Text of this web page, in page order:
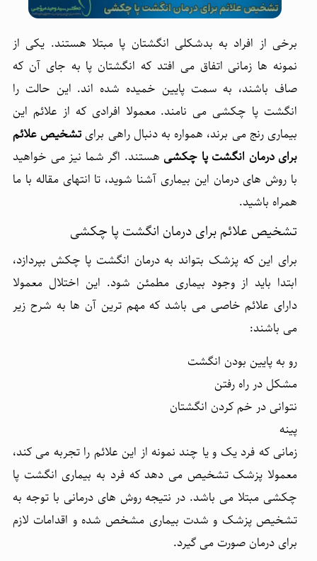
برخی از افراد به بدشکلی انگشتان پا مبتلا هستند. یکی از
نمونه ها زمانی اتفاق می افتد که انگشتان پا به جای آن که
صاف باشند، به سمت پایین خمیده شده اند. این حالت را
انگشت پا چکشی می نامند. معمولا افرادی که از علائم این
بیماری رنج می برند، همواره به دنبال راهی برایتشخیص علائم
برای درمان انگشت پا چکشی هستند. اگر شما نیز می خواهید
با روش های درمان این بیماری آشنا شوید، تا انتهای مقاله با ما
همراه باشید.
تشخیص علائم برای درمان انگشت پا چکشی
برای این که پزشک بتواند به درمان انگشت پا چکش بپردازد،
ابتدا باید از وجود بیماری مطمئن شود. این اختلال معمولا
دارای علائم خاصی می باشد که مهم ترین آن ها به شرح زیر
می باشند:
رو به پایین بودن انگشت
مشکل در راه رفتن
نتوانی در خم کردن انگشتان
پینه
زمانی که فرد یک و یا چند نمونه از این علائم را تجربه می کند،
معمولا پزشک تشخیص می دهد که فرد به بیماری انگشت پا
چکشی مبتلا می باشد. در نتیجه روش های درمانی با توجه به
تشخیص پزشک و شدت بیماری مشخص شده و اقدامات لازم
برای درمان صورت می گیرد.